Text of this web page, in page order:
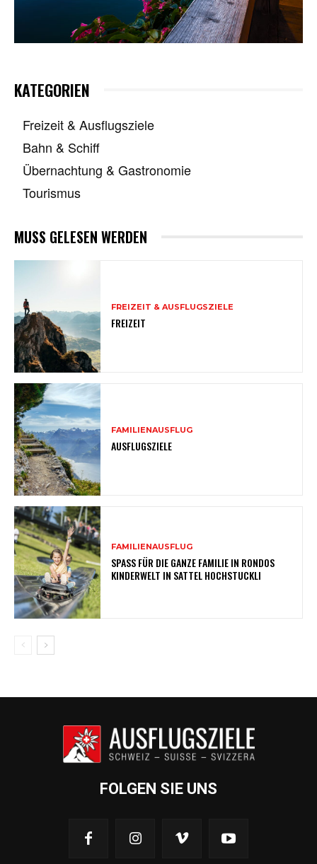
KATEGORIEN
Freizeit & Ausflugsziele
Bahn & Schiff
Übernachtung & Gastronomie
Tourismus
MUSS GELESEN WERDEN
FREIZEIT & AUSFLUGSZIELE
FREIZEIT
FAMILIENAUSFLUG
AUSFLUGSZIELE
FAMILIENAUSFLUG
SPASS FÜR DIE GANZE FAMILIE IN RONDOS
KINDERWELT IN SATTEL HOCHSTUCKLI
FOLGEN SIE UNS